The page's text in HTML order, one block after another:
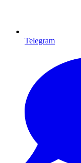
Telegram